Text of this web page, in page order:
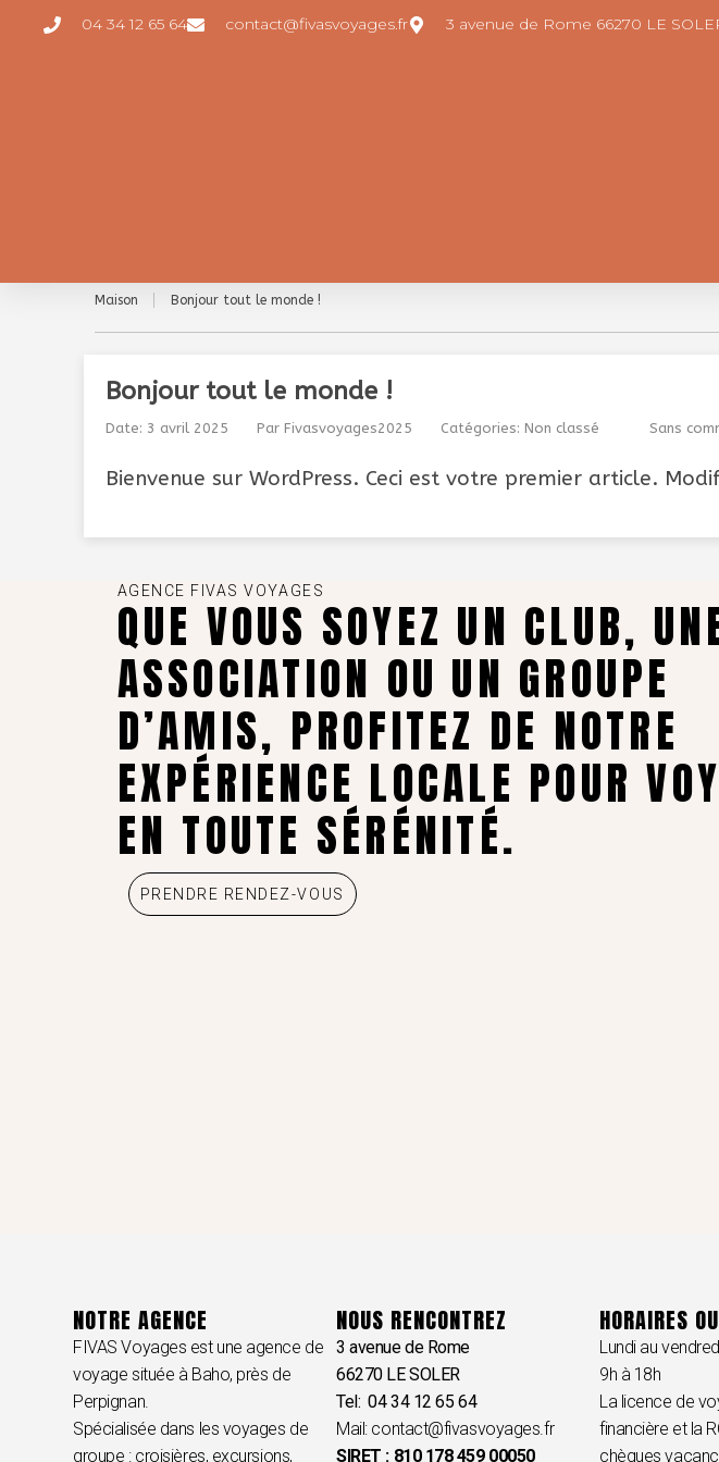
04 34 12 65 64 contact@fivasvoyages.fr 3 avenue de Rome 66270 LE
Maison Bonjour tout le monde !
Bonjour tout le monde !
Date: 3 avril 2025 Par Fivasvoyages2025 Catégories: Non classé Sans
Bienvenue sur WordPress. Ceci est votre premier article.
AGENCE FIVAS VOYAGES
QUE VOUS SOYEZ UN CLUB,
ASSOCIATION OU UN GROUPE
D’AMIS, PROFITEZ DE NOTRE
EXPÉRIENCE LOCALE POUR
EN TOUTE SÉRÉNITÉ.
PRENDRE RENDEZ-VOUS
NOTRE AGENCE
FIVAS Voyages est une agence de
voyage située à Baho, près de
Perpignan.
Spécialisée dans les voyages de
groupe : croisières, excursions,
NOUS RENCONTREZ
3 avenue de Rome
66270 LE SOLER
Tel: 04 34 12 65 64
Mail: contact@fivasvoyages.fr
SIRET : 810 178 459 00050
HORAIRES
Lundi au
9h à 18h
La licence de
financière et la
chèques